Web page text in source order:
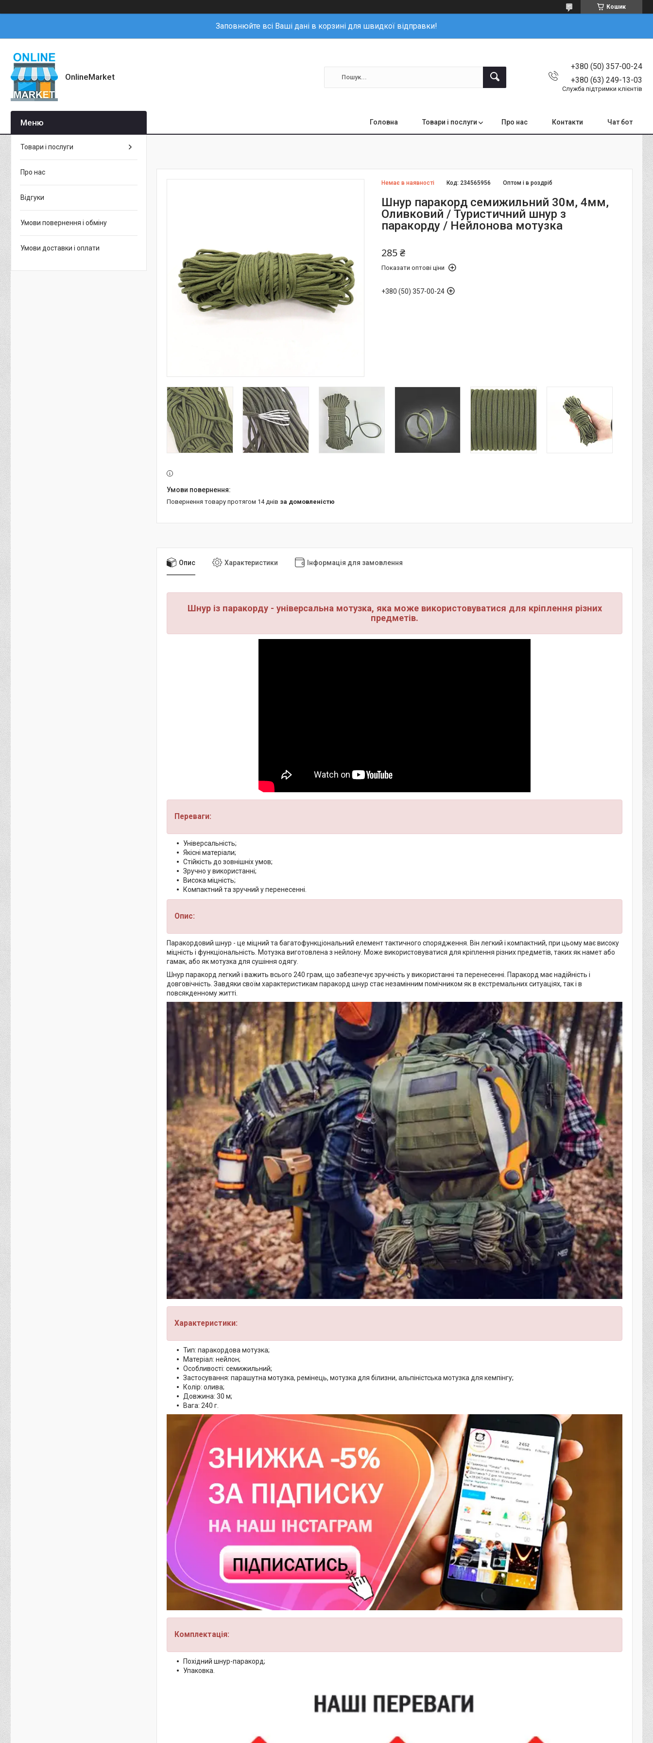
Кошик
Заповнюйте всі Ваші дані в корзині для швидкої відправки!
OnlineMarket
+380 (50) 357-00-24
+380 (63) 249-13-03
Служба підтримки клієнтів
Головна Товари і послуги Про нас Контакти Чат бот
Немає в наявності Оптом і в роздріб
Код: 234565956
Шнур паракорд семижильний 30м, 4мм,
Оливковий / Туристичний шнур з
паракорду / Нейлонова мотузка
285 ₴
Показати оптові ціни
+380 (50) 357-00-24
повернення товару протягом 14 днів за домовленістю
Опис Характеристики Інформація для замовлення
Шнур із паракорду - універсальна мотузка, яка може використовуватися для кріплення різних
предметів.
Переваги:
Універсальність;
Якісні матеріали;
Стійкість до зовнішніх умов;
Зручно у використанні;
Висока міцність;
Компактний та зручний у перенесенні.
Опис:
Паракордовий шнур - це міцний та багатофункціональний елемент тактичного спорядження. Він легкий і компактний, при цьому має високу
міцність і функціональність. Мотузка виготовлена з нейлону. Може використовуватися для кріплення різних предметів, таких як намет або
гамак, або як мотузка для сушіння одягу.
Шнур паракорд легкий і важить всього 240 грам, що забезпечує зручність у використанні та перенесенні. Паракорд має надійність і
довговічність. Завдяки своїм характеристикам паракорд шнур стає незамінним помічником як в екстремальних ситуаціях, так і в
повсякденному житті.
Характеристики:
Тип: паракордова мотузка;
Матеріал: нейлон;
Особливості: семижильний;
Застосування: парашутна мотузка, ремінець, мотузка для білизни, альпіністська мотузка для кемпінгу;
Колір: олива;
Довжина: 30 м;
Вага: 240 г.
Комплектація:
Похідний шнур-паракорд;
Упаковка.
Товари і послуги
Про нас
Відгуки
Умови повернення і обміну
Умови доставки і оплати